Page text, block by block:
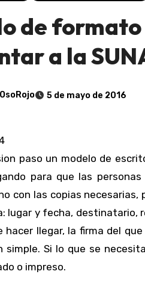
de
a la
5 de mayo de 2016
para que las
con las copias
lugar y fecha,
hacer llegar, la firma del
simple. Si lo que se
o impreso.